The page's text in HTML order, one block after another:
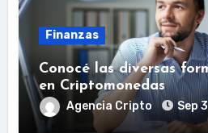
Finanzas
Conocé las diversas
en Criptomonedas
Agencia Cripto Sep